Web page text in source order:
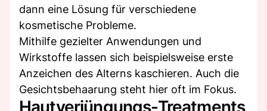
dann eine Lösung für verschiedene
kosmetische Probleme.
Mithilfe gezielter Anwendungen und
Wirkstoffe lassen sich beispielsweise erste
Anzeichen des Alterns kaschieren. Auch die
Gesichtsbehaarung steht hier oft im Fokus.
Hautverjüngungs-Treatments